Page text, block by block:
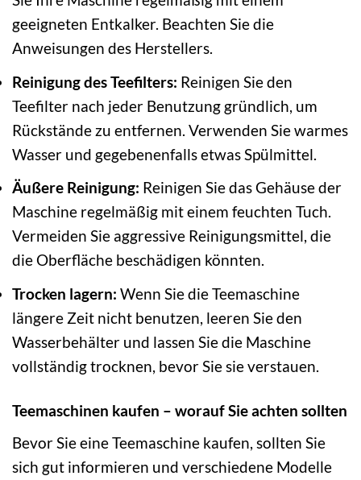
geeigneten Entkalker. Beachten Sie die
Anweisungen des Herstellers.
Reinigung des Teefilters: Reinigen Sie den
Teefilter nach jeder Benutzung gründlich, um
Rückstände zu entfernen. Verwenden Sie warmes
Wasser und gegebenenfalls etwas Spülmittel.
Äußere Reinigung: Reinigen Sie das Gehäuse der
Maschine regelmäßig mit einem feuchten Tuch.
Vermeiden Sie aggressive Reinigungsmittel, die
die Oberfläche beschädigen könnten.
Trocken lagern: Wenn Sie die Teemaschine
längere Zeit nicht benutzen, leeren Sie den
Wasserbehälter und lassen Sie die Maschine
vollständig trocknen, bevor Sie sie verstauen.
Teemaschinen kaufen – worauf Sie achten sollten
Bevor Sie eine Teemaschine kaufen, sollten Sie
sich gut informieren und verschiedene Modelle